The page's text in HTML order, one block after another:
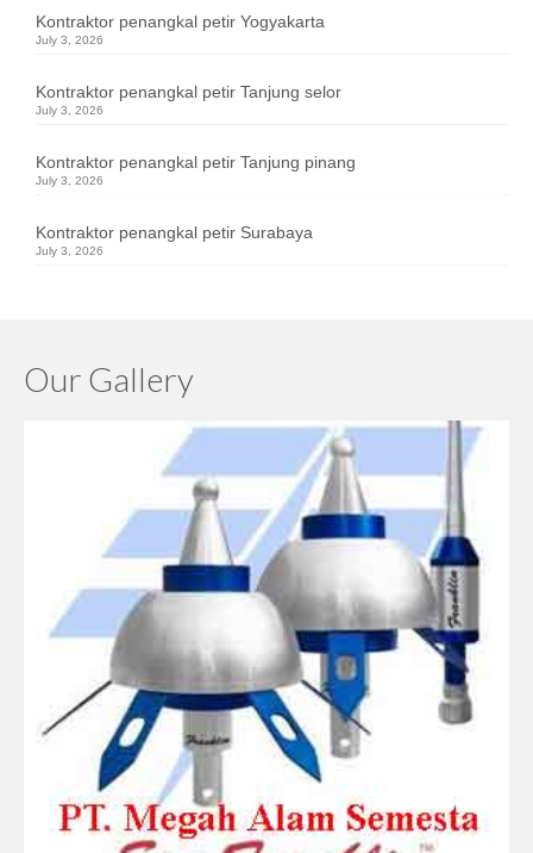
Kontraktor penangkal petir Yogyakarta
July 3, 2026
Kontraktor penangkal petir Tanjung selor
July 3, 2026
Kontraktor penangkal petir Tanjung pinang
July 3, 2026
Kontraktor penangkal petir Surabaya
July 3, 2026
Our Gallery